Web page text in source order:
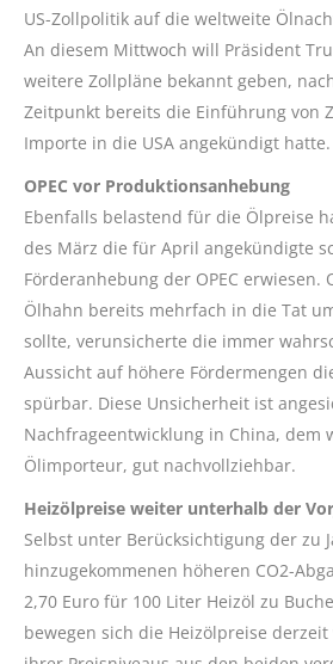
US-Zollpolitik auf die weltweite
An diesem Mittwoch will Präsident
weitere Zollpläne bekannt geben,
Zeitpunkt bereits die Einführung von
Importe in die USA angekündigt hatte.
OPEC vor Produktionsanhebung
Ebenfalls belastend für die Ölpreise
des März die für April angekündigte
Förderanhebung der OPEC erwiesen.
Ölhahn bereits mehrfach in die Tat
sollte, verunsicherte die immer
Aussicht auf höhere Fördermengen
spürbar. Diese Unsicherheit ist
Nachfrageentwicklung in China, dem
Ölimporteur, gut nachvollziehbar.
Heizölpreise weiter unterhalb der
Selbst unter Berücksichtigung der zu
hinzugekommenen höheren CO2-
2,70 Euro für 100 Liter Heizöl zu
bewegen sich die Heizölpreise